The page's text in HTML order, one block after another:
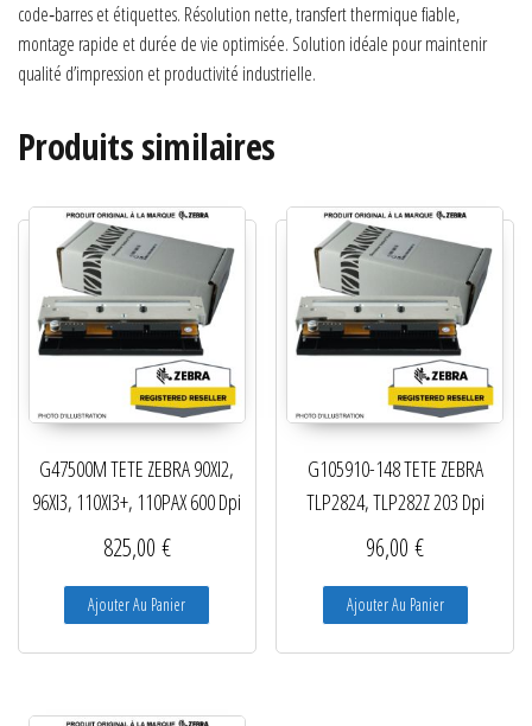
code‑barres et étiquettes. Résolution nette, transfert thermique fiable,
montage rapide et durée de vie optimisée. Solution idéale pour maintenir
qualité d’impression et productivité industrielle.
Produits similaires
G47500M TETE ZEBRA 90XI2,
96XI3, 110XI3+, 110PAX 600 Dpi
825,00 €
Ajouter Au Panier
G105910-148 TETE ZEBRA
TLP2824, TLP282Z 203 Dpi
96,00€
Ajouter Au Panier